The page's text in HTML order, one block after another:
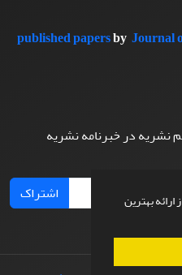
بهترین
published papersby Journal
نشریه در خبرنامه نشریه
اشتراک